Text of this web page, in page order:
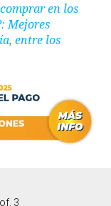
en los
Mejores
entre los
3